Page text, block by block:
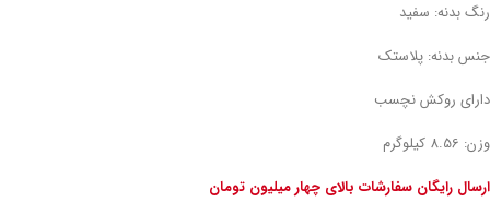
رنگ بدنه: سفید
جنس بدنه: پلاستک
دارای روکش نچسب
وزن: 8.56 کیلوگرم
ارسال رایگان سفارشات بالای چهار میلیون تومان